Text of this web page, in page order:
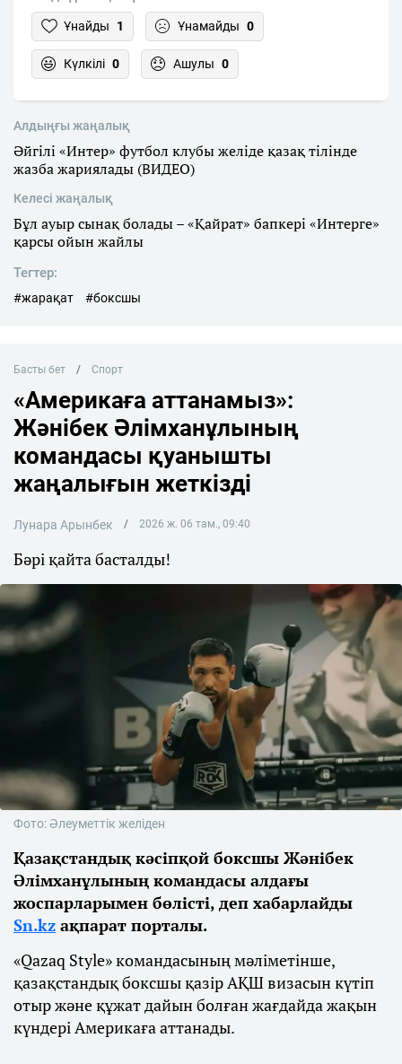
Ұнайды 1 Ұнамайды 0
Күлкілі 0 Ашулы 0
Алдыңғы жаңалық
Әйгілі «Интер» футбол клубы желіде қазақ тілінде
жазба жариялады (ВИДЕО)
Келесі жаңалық
Бұл ауыр сынақ болады – «Қайрат» бапкері «Интерге»
қарсы ойын жайлы
Тегтер:
#жарақат #боксшы
Басты бет Спорт
«Америкаға аттанамыз»:
Жәнібек Әлімханұлының
командасы қуанышты
жаңалығын жеткізді
Лунара Арынбек 2026 ж. 06 там., 09:40
Бәрі қайта басталды!
Фото: Әлеуметтік желіден
Қазақстандық кәсіпқой боксшы Жәнібек
Әлімханұлының командасы алдағы
жоспарларымен бөлісті, деп хабарлайды
Sn.kz ақпарат порталы.
«Qazaq Style» командасының мәліметінше,
қазақстандық боксшы қазір АҚШ визасын күтіп
отыр және құжат дайын болған жағдайда жақын
күндері Америкаға аттанады.